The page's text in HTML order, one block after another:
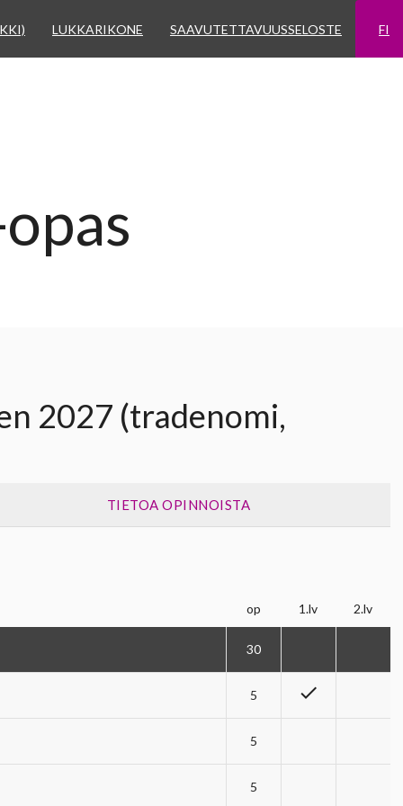
LUKKARIKONE SAAVUTETTAVUUSSELOSTE FI
2027 (tradenomi,
TIETOA OPINNOISTA
op 1.lv 2.lv
30
5 check
5
5